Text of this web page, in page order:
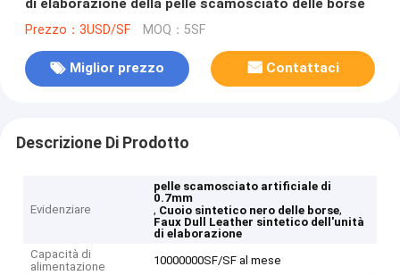
di elaborazione della pelle scamosciato delle borse
Prezzo：3USD/SF MOQ：5SF
Miglior prezzo Contattaci
Descrizione Di Prodotto
Evidenziare
pelle scamosciato artificiale di
0.7mm
, Cuoio sintetico nero delle borse,
Faux Dull Leather sintetico dell'unità
di elaborazione
Capacità di
alimentazione
10000000SF/SF al mese